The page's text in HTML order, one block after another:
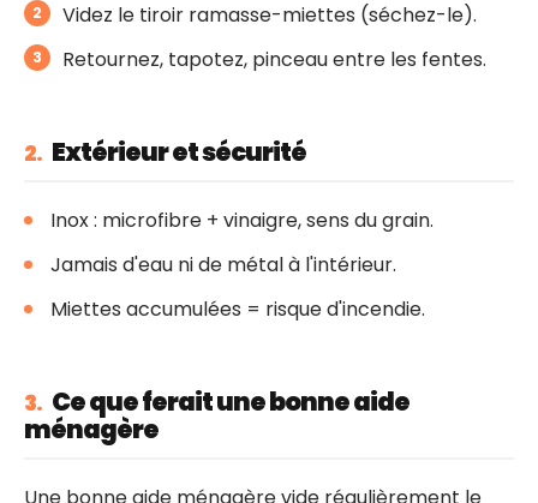
Videz le tiroir ramasse-miettes (séchez-le).
Retournez, tapotez, pinceau entre les fentes.
2. Extérieur et sécurité
Inox : microfibre + vinaigre, sens du grain.
Jamais d'eau ni de métal à l'intérieur.
Miettes accumulées = risque d'incendie.
3. Ce que ferait une bonne aide
ménagère